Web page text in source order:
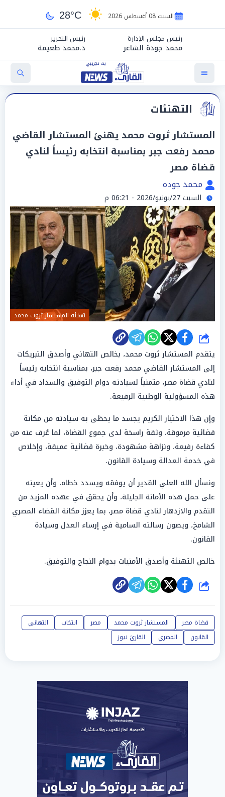
السبت 08 أغسطس 2026 28°C
رئيس مجلس الإدارة
محمد جودة الشاعر
رئيس التحرير
د.محمد طعيمة
التهنئات
المستشار ثروت محمد يهنئ المستشار القاضي
محمد رفعت جبر بمناسبة انتخابه رئيساً لنادي
قضاة مصر
محمد جوده
السبت 27/يونيو/2026 - 06:21 م
تهنئة المستشار ثروت محمد
شارك
يتقدم المستشار ثروت محمد، بخالص التهاني وأصدق التبريكات
إلى المستشارالقاضي محمد رفعت جبر، بمناسبة انتخابه رئيساً
لنادي قضاة مصر، متمنياً لسيادته دوام التوفيق والسداد في أداء
هذه المسؤولية الوطنية الرفيعة.
وإن هذا الاختيار الكريم يجسد ما يحظى به سيادته من مكانة
قضائية مرموقة، وثقة راسخة لدى جموع القضاة، لما عُرف عنه من
كفاءة رفيعة، ونزاهة مشهودة، وخبرة قضائية عميقة، وإخلاص
في خدمة العدالة وسيادة القانون.
ونسأل الله العلي القدير أن يوفقه ويسدد خطاه، وأن يعينه
على حمل هذه الأمانة الجليلة، وأن يحقق في عهده المزيد من
التقدم والازدهار لنادي قضاة مصر، بما يعزز مكانة القضاء المصري
الشامخ، ويصون رسالته السامية في إرساء العدل وسيادة
القانون.
خالص التهنئة وأصدق الأمنيات بدوام النجاح والتوفيق.
شارك
قضاة مصر المستشار ثروت محمد مصر انتخاب
التهاني
القانون
المصري القارئ نيوز